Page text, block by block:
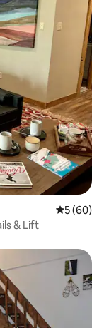
5 (60)
& Lift